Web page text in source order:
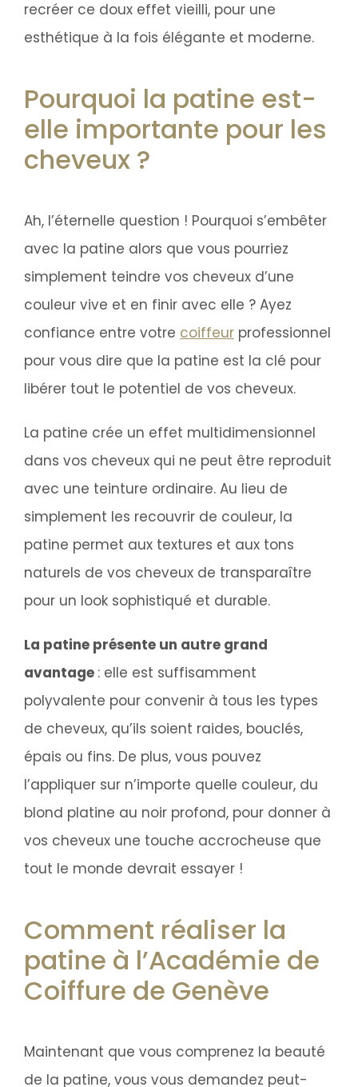
recréer ce doux effet vieilli, pour une
esthétique à la fois élégante et moderne.
Pourquoi la patine est-
elle importante pour les
cheveux ?
Ah, l’éternelle question ! Pourquoi s’embêter
avec la patine alors que vous pourriez
simplement teindre vos cheveux d’une
couleur vive et en finir avec elle ? Ayez
confiance entre votre coiffeur professionnel
pour vous dire que la patine est la clé pour
libérer tout le potentiel de vos cheveux.
La patine crée un effet multidimensionnel
dans vos cheveux qui ne peut être reproduit
avec une teinture ordinaire. Au lieu de
simplement les recouvrir de couleur, la
patine permet aux textures et aux tons
naturels de vos cheveux de transparaître
pour un look sophistiqué et durable.
La patine présente un autre grand
avantage : elle est suffisamment
polyvalente pour convenir à tous les types
de cheveux, qu’ils soient raides, bouclés,
épais ou fins. De plus, vous pouvez
l’appliquer sur n’importe quelle couleur, du
blond platine au noir profond, pour donner à
vos cheveux une touche accrocheuse que
tout le monde devrait essayer !
Comment réaliser la
patine à l’Académie de
Coiffure de Genève
Maintenant que vous comprenez la beauté
de la patine, vous vous demandez peut-